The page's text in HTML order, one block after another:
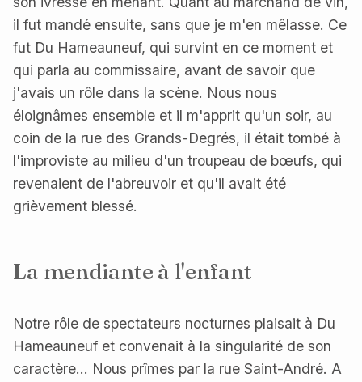
il fut mandé ensuite, sans que je m'en mêlasse. Ce
fut Du Hameauneuf, qui survint en ce moment et
qui parla au commissaire, avant de savoir que
j'avais un rôle dans la scène. Nous nous
éloignâmes ensemble et il m'apprit qu'un soir, au
coin de la rue des Grands-Degrés, il était tombé à
l'improviste au milieu d'un troupeau de bœufs, qui
revenaient de l'abreuvoir et qu'il avait été
grièvement blessé.
La mendiante à l'enfant
Notre rôle de spectateurs nocturnes plaisait à Du
Hameauneuf et convenait à la singularité de son
caractère... Nous prîmes par la rue Saint-André. A